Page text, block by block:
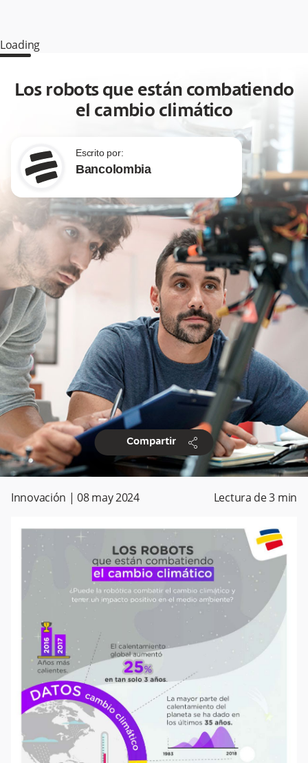
Loading
Los robots que están combatiendo
el cambio climático
Escrito por:
Bancolombia
Compartir share
Innovación | 08 may 2024 Lectura de3 min